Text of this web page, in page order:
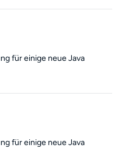
für einige neue Java
für einige neue Java